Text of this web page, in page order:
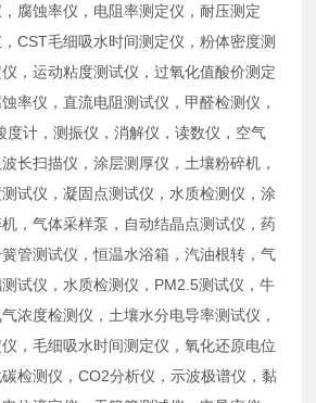
腐蚀率仪，电阻率测定仪，耐压测定
CST毛细吸水时间测定仪，粉体密度测
，运动粘度测试仪，过氧化值酸价测定
率仪，直流电阻测试仪，甲醛检测仪，
度计，测振仪，消解仪，读数仪，空气
长扫描仪，涂层测厚仪，土壤粉碎机，
试仪，凝固点测试仪，水质检测仪，涂
，气体采样泵，自动结晶点测试仪，药
管测试仪，恒温水浴箱，汽油根转，气
试仪，水质检测仪，PM2.5测试仪，牛
浓度检测仪，土壤水分电导率测试仪，
，毛细吸水时间测定仪，氧化还原电位
检测仪，CO2分析仪，示波极谱仪，黏